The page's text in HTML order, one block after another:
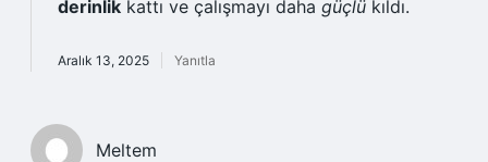
derinlik kattı ve çalışmayı daha güçlü kıldı.
Aralık 13, 2025 Yanıtla
Meltem